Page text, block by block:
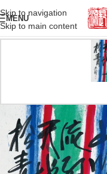
Skip to navigation
Skip to main content
MENU